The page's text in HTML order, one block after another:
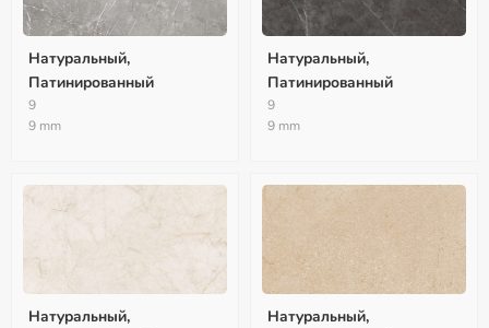
Натуральный,
Патинированный
9
9 mm
Натуральный,
Патинированный
9
9 mm
Натуральный,
Натуральный,